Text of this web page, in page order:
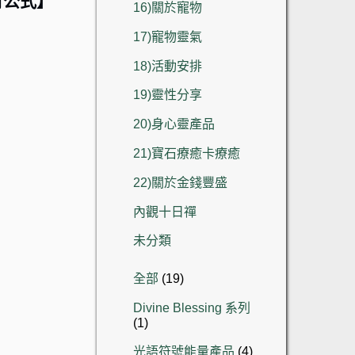
16)關於寵物
17)寵物靈氣
18)活動安排
19)靈性分享
20)身心靈產品
21)寶石療癒卡療癒
22)關於金錢豐盛
內觀十日禪
未分類
全部 1919
產
Divine Blessing 系列
11
光語符號能量產品 44